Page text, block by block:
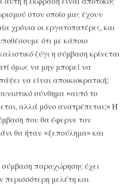
στον οποίο μας έχουν
χρόνια οι εργατοπατέρες, και
ότι με κάποιο
ζύγι η σύμβαση κρίνεται
όμως να μην μπορεί να
να είναι αποικιοκρατική;
σύνθημα «αυτό το
αλλά μόνο ανατρέπεται;» Ή
που θα έφερνε τον
θα ήταν «ξεπούλημα» και
σύμβαση παραχώρησης έχει
περισσότερη μελέτη και